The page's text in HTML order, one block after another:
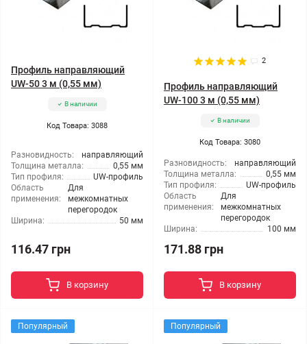
Профиль направляющий
UW-50 3 м (0,55 мм)
В наличии
Код Товара: 3088
Разновидность:
направляющий
Толщина металла:
0,55 мм
Тип профиля:
UW-профиль
Область
применения:
Для
межкомнатных
перегородок
Ширина:
50 мм
116.47 грн
В корзину
2
Профиль направляющий
UW-100 3 м (0,55 мм)
В наличии
Код Товара: 3080
Разновидность:
направляющий
Толщина металла:
0,55 мм
Тип профиля:
UW-профиль
Область
применения:
Для
межкомнатных
перегородок
Ширина:
100 мм
171.88 грн
В корзину
Популярный Популярный